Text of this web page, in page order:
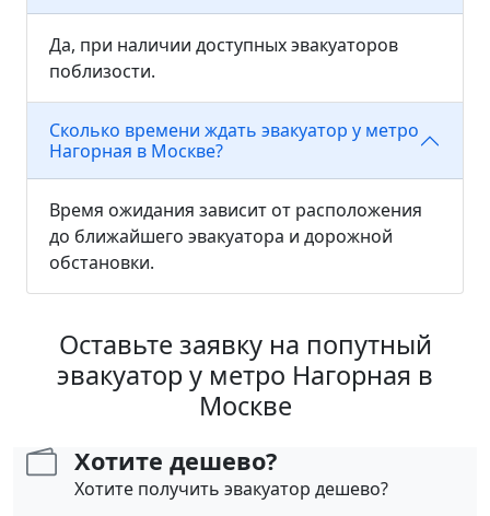
Да, при наличии доступных эвакуаторов
поблизости.
Сколько времени ждать эвакуатор у метро
Нагорная в Москве?
Время ожидания зависит от расположения
до ближайшего эвакуатора и дорожной
обстановки.
Оставьте заявку на попутный
эвакуатор у метро Нагорная в
Москве
Хотите дешево?
Хотите получить эвакуатор дешево?